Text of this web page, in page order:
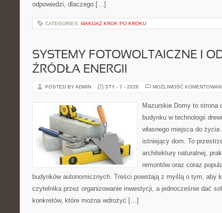
odpowiedzi, dlaczego […]
CATEGORIES: MAKIJAŻ KROK PO KROKU
SYSTEMY FOTOWOLTAICZNE I
ŹRÓDŁA ENERGII
POSTED BY ADMIN STY - 7 - 2026 MOŻLIWOŚĆ
Mazurskie Domy to strona
budynku w technologii
własnego miejsca do
istniejący dom. To
architektury naturalnej,
remontów oraz coraz
budynków autonomicznych. Treści powstają z myślą o tym, aby
czytelnika przez organizowanie inwestycji, a jednocześnie dać
konkretów, które można wdrożyć […]